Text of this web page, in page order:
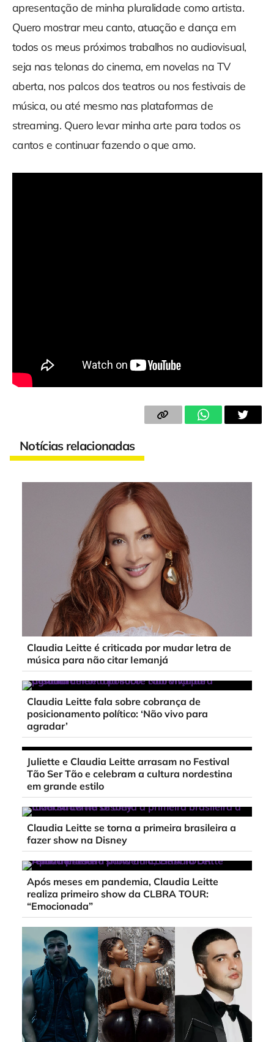
apresentação de minha pluralidade como artista.
Quero mostrar meu canto, atuação e dança em
todos os meus próximos trabalhos no audiovisual,
seja nas telonas do cinema, em novelas na TV
aberta, nos palcos dos teatros ou nos festivais de
música, ou até mesmo nas plataformas de
streaming. Quero levar minha arte para todos os
cantos e continuar fazendo o que amo.
Notícias relacionadas
Claudia Leitte é criticada por mudar letra de
música para não citar Iemanjá
Claudia Leitte fala sobre cobrança de
posicionamento político: ‘Não vivo para
agradar’
Juliette e Claudia Leitte arrasam no Festival
Tão Ser Tão e celebram a cultura nordestina
em grande estilo
Claudia Leitte se torna a primeira brasileira a
fazer show na Disney
Após meses em pandemia, Claudia Leitte
realiza primeiro show da CLBRA TOUR:
“Emocionada”